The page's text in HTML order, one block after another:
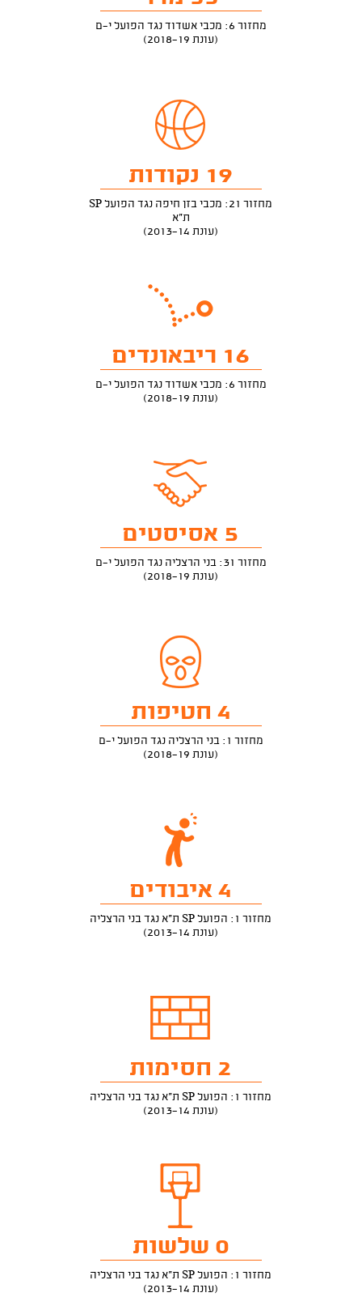
מחזור 6: מכבי אשדוד נגד הפועל י-ם
(עונת 2018-19)
19 נקודות
מחזור 21: מכבי בזן חיפה נגד הפועל SP
ת"א
(עונת 2013-14)
16 ריבאונדים
מחזור 6: מכבי אשדוד נגד הפועל י-ם
(עונת 2018-19)
5 אסיסטים
מחזור 31: בני הרצליה נגד הפועל י-ם
(עונת 2018-19)
4 חטיפות
מחזור 1: בני הרצליה נגד הפועל י-ם
(עונת 2018-19)
4 איבודים
מחזור 1: הפועל SP ת"א נגד בני הרצליה
(עונת 2013-14)
2 חסימות
מחזור 1: הפועל SP ת"א נגד בני הרצליה
(עונת 2013-14)
0 שלשות
מחזור 1: הפועל SP ת"א נגד בני הרצליה
(עונת 2013-14)